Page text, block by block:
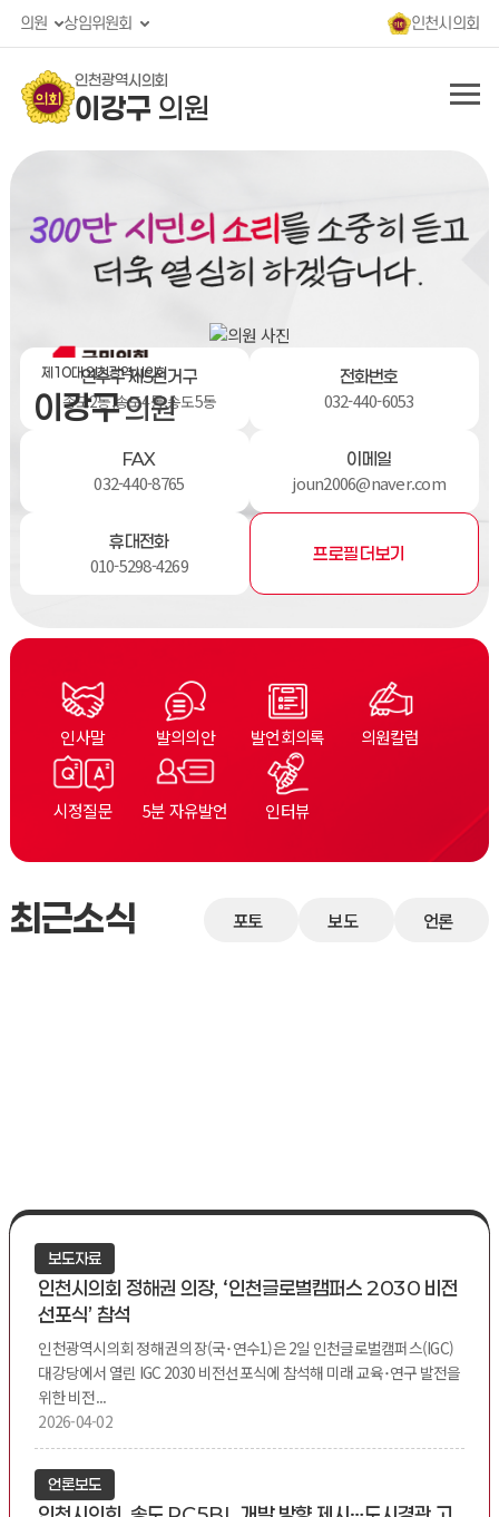
콘텐츠 바로가기
의원 상임위원회 인천시의회
인천광역시의회
이강구 의원
제10 대 인천광역시의회
이강구의원
연수구 제5선거구
송도2동,송도4동,송도5동
전화번호
032-440-6053
FAX
032-440-8765
이메일
joun2006@naver.com
휴대전화
010-5298-4269 프로필 더보기
인사말 발의의안 발언회의록 의원칼럼
시정질문 5분 자유발언 인터뷰
최근소식 포토 보도 언론
보도자료
인천시의회 정해권 의장, ‘인천글로벌캠퍼스 2030 비전
선포식’ 참석
인천광역시의회 정해권 의장(국･연수1)은 2일 인천글로벌캠퍼스(IGC)
대강당에서 열린 IGC 2030 비전선포식에 참석해 미래 교육･연구 발전을
위한 비전...
2026-04-02
언론보도